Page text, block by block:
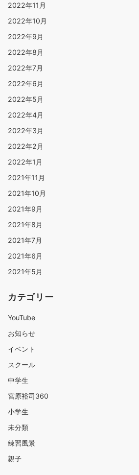
2022年11月
2022年10月
2022年9月
2022年8月
2022年7月
2022年6月
2022年5月
2022年4月
2022年3月
2022年2月
2022年1月
2021年11月
2021年10月
2021年9月
2021年8月
2021年7月
2021年6月
2021年5月
カテゴリー
YouTube
お知らせ
イベント
スクール
中学生
宮原裕司360
小学生
未分類
練習風景
親子